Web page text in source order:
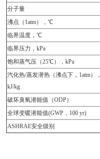
分子量
沸点（1atm），℃
临界温度，℃
临界压力，kPa
饱和蒸气压（25℃），kPa
汽化热/蒸发潜热（沸点下，1atm），
kJ/kg
破坏臭氧潜能值（ODP）
全球变暖潜能值(GWP，100 yr)
ASHRAE安全级别